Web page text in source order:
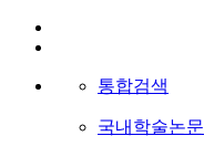
통합검색
국내학술논문